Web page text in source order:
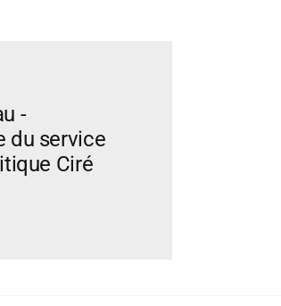
-
du service
Ciré